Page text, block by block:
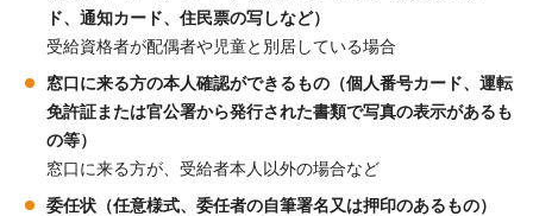
ド、通知カード、住民票の写しなど）
受給資格者が配偶者や児童と別居している場合
窓口に来る方の本人確認ができるもの（個人番号カード、運転
免許証または官公署から発行された書類で写真の表示があるも
の等）
窓口に来る方が、受給者本人以外の場合など
委任状（任意様式、委任者の自筆署名又は押印のあるもの）